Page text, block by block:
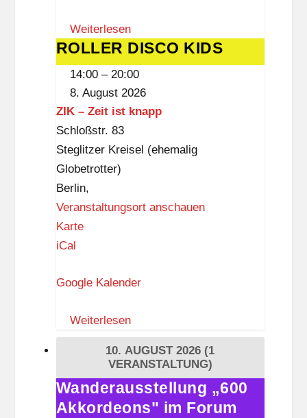
m
s
d
o
f
D
ü
p
p
e
Weiterlesen
ROLLER
DISCO
KIDS
ROLLER DISCO KIDS
14:00 – 20:00
8. August 2026
ZIK – Zeit ist knapp
Schloßstr. 83
Steglitzer Kreisel (ehemalig
Globetrotter)
Berlin,
Veranstaltungsort anschauen
KarteZ
–
e
i
i
iCal
Google Kalender
Weiterlesen
10. AUGUST 2026 (1
VERANSTALTUNG)
Wanderausstellung
„600
Wanderausstellung „600
Akkordeons" im Forum